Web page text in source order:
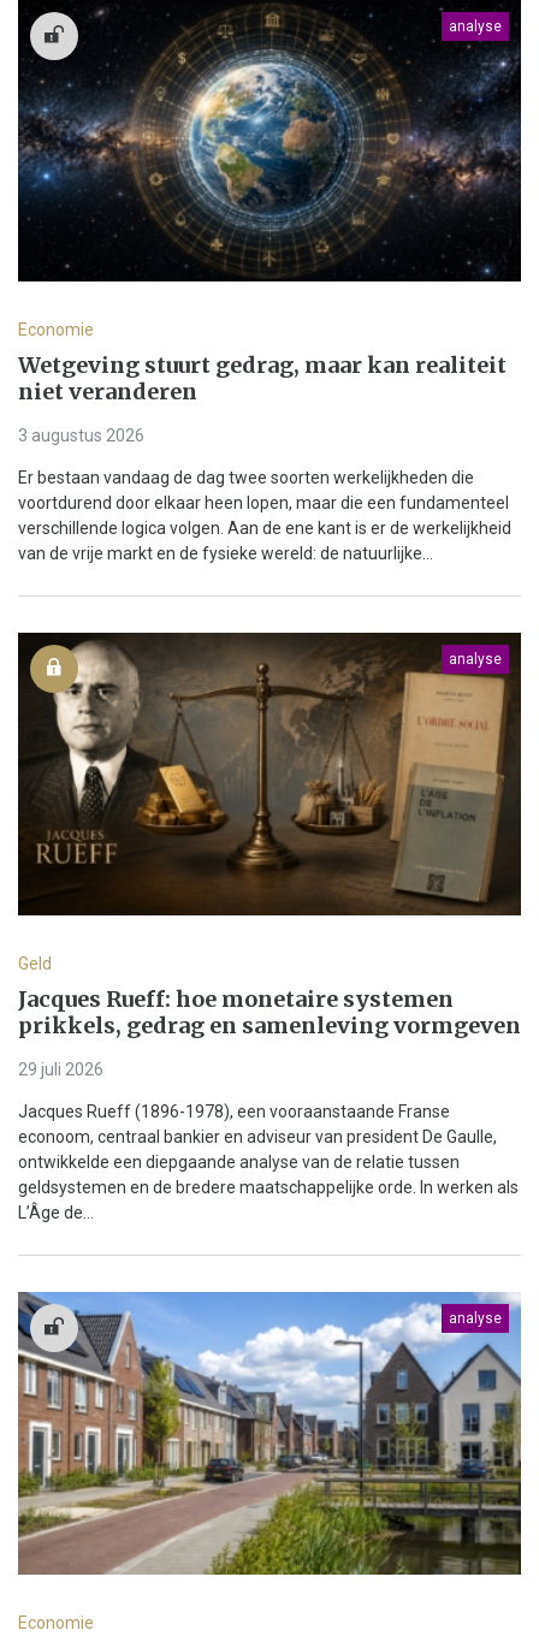
analyse
Economie
Wetgeving stuurt gedrag, maar kan realiteit
niet veranderen
3 augustus 2026
Er bestaan vandaag de dag twee soorten werkelijkheden die
voortdurend door elkaar heen lopen, maar die een fundamenteel
verschillende logica volgen. Aan de ene kant is er de werkelijkheid
van de vrije markt en de fysieke wereld: de natuurlijke...
analyse
Geld
Jacques Rueff: hoe monetaire systemen
prikkels, gedrag en samenleving vormgeven
29 juli 2026
Jacques Rueff (1896-1978), een vooraanstaande Franse
econoom, centraal bankier en adviseur van president De Gaulle,
ontwikkelde een diepgaande analyse van de relatie tussen
geldsystemen en de bredere maatschappelijke orde. In werken als
L’Âge de...
analyse
Economie